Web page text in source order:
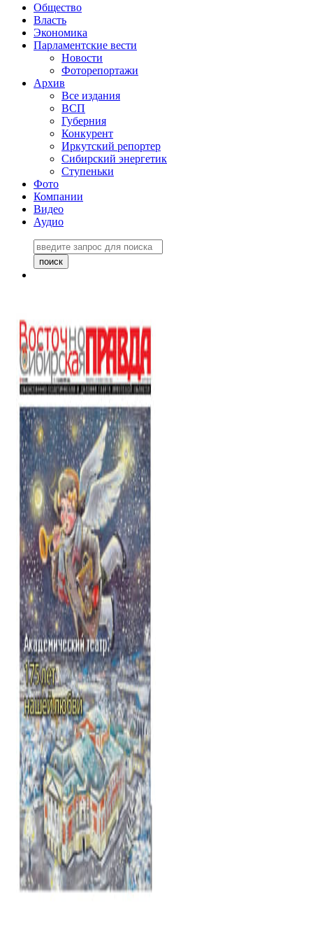
Общество
Власть
Экономика
Парламентские вести
Новости
Фоторепортажи
Архив
Все издания
ВСП
Губерния
Конкурент
Иркутский репортер
Сибирский энергетик
Ступеньки
Фото
Компании
Видео
Аудио